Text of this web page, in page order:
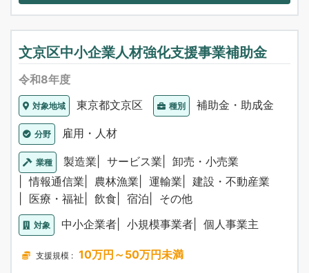
文京区中小企業人材強化支援事業補助金
令和8年度
対象地域 東京都文京区 種別 補助金・助成金
分野 雇用・人材
業種 製造業 サービス業
卸売・小売業
情報通信業
農林漁業 運輸業
建設・不動産業
医療・福祉
飲食 宿泊 その他
対象 中小企業者 小規模事業者 個人事業主
支援規模 : 10万円～50万円未満